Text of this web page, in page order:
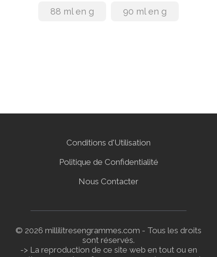
88 ml en g 90 ml en g
Conditions d'Utilisation
Politique de Confidentialité
Nous Contacter
© 2026 millilitresengrammes.com - Tous les droits
sont réservés.
-> La reproduction de ce site web en tout ou en